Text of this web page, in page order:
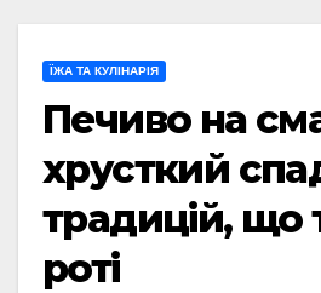
ЇЖА ТА КУЛІНАРІЯ
Печиво на
хрусткий
традицій, що
роті